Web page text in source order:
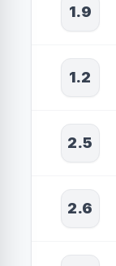
1.9
1.2
2.5
2.6